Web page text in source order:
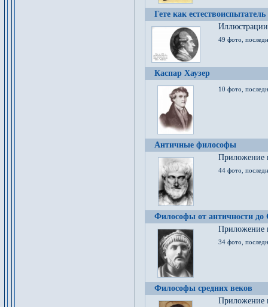
Гете как естествоиспытатель
49 фото,
Каспар Хаузер
10 фото,
Античные философы
Приложение
44 фото,
Философы от античности до
Приложение
34 фото,
Философы средних веков
Приложение